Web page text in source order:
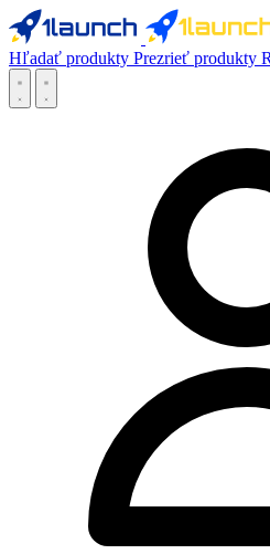
Hľadať produkty Prezrieť produkty